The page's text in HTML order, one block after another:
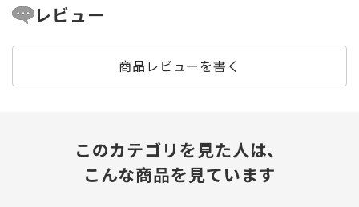
レビュー
商品レビューを書く
このカテゴリを見た人は、
こんな商品を見ています